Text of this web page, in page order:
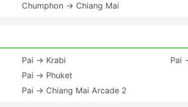
Chumphon → Chiang Mai
Pai → Krabi
Pai → Phuket
Pai → Chiang Mai Arcade 2
Pai